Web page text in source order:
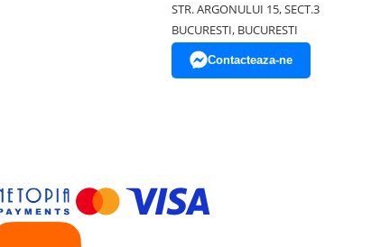
STR. ARGONULUI 15, SECT.3
BUCURESTI, BUCURESTI
Contacteaza-ne